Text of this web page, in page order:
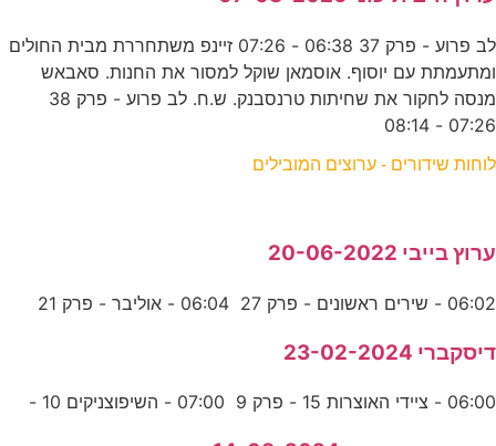
לב פרוע - פרק 37 06:38 - 07:26 זיינפ משתחררת מבית החולים
ומתעמתת עם יוסוף. אוסמאן שוקל למסור את החנות. סאבאש
מנסה לחקור את שחיתות טרנסבנק. ש.ח. לב פרוע - פרק 38
07:26 - 08:14
לוחות שידורים - ערוצים המובילים
ערוץ בייבי 20-06-2022
06:02 - שירים ראשונים - פרק 27 06:04 - אוליבר - פרק 21
דיסקברי 23-02-2024
06:00 - ציידי האוצרות 15 - פרק 9 07:00 - השיפוצניקים 10 -